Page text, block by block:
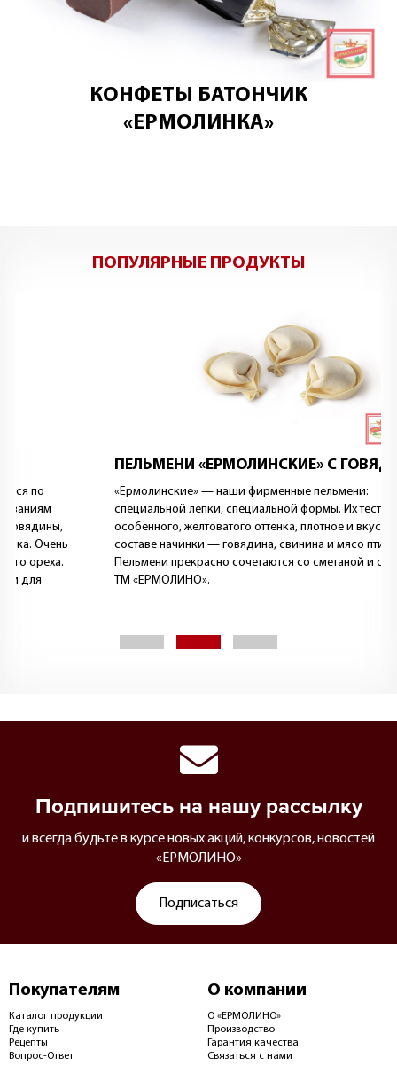
КОНФЕТЫ БАТОНЧИК
«ЕРМОЛИНКА»
ПОПУЛЯРНЫЕ ПРОДУКТЫ
ПЕЛЬМЕНИ «ЕРМОЛИНСКИЕ» С ГОВЯДИНОЙ
«Ермолинские» — наши фирменные пельмени:
специальной лепки, специальной формы. Их тесто —
особенного, желтоватого оттенка, плотное и вкусное. А в
составе начинки — говядина, свинина и мясо птицы.
Пельмени прекрасно сочетаются со сметаной и соусами
ТМ «ЕРМОЛИНО».
Подпишитесь на нашу рассылку
и всегда будьте в курсе новых акций, конкурсов, новостей
«ЕРМОЛИНО»
Подписаться
Покупателям
Каталог продукции
Где купить
Рецепты
Вопрос-Ответ
О компании
О «ЕРМОЛИНО»
Производство
Гарантия качества
Связаться с нами